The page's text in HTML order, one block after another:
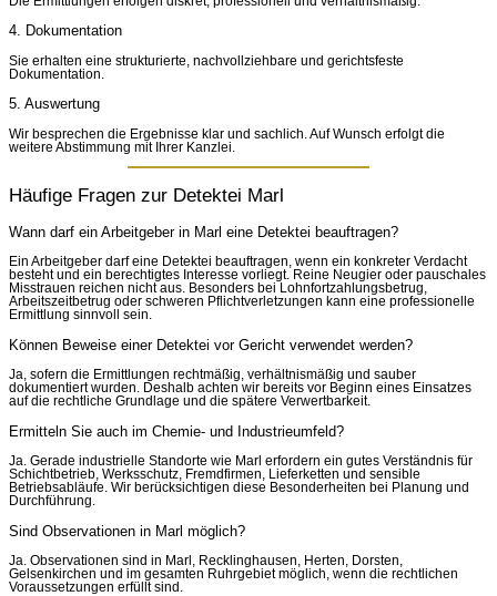
4. Dokumentation
Sie erhalten eine strukturierte, nachvollziehbare und gerichtsfeste
Dokumentation.
5. Auswertung
Wir besprechen die Ergebnisse klar und sachlich. Auf Wunsch erfolgt die
weitere Abstimmung mit Ihrer Kanzlei.
Häufige Fragen zur Detektei Marl
Wann darf ein Arbeitgeber in Marl eine Detektei beauftragen?
Ein Arbeitgeber darf eine Detektei beauftragen, wenn ein konkreter Verdacht
besteht und ein berechtigtes Interesse vorliegt. Reine Neugier oder pauschales
Misstrauen reichen nicht aus. Besonders bei Lohnfortzahlungsbetrug,
Arbeitszeitbetrug oder schweren Pflichtverletzungen kann eine professionelle
Ermittlung sinnvoll sein.
Können Beweise einer Detektei vor Gericht verwendet werden?
Ja, sofern die Ermittlungen rechtmäßig, verhältnismäßig und sauber
dokumentiert wurden. Deshalb achten wir bereits vor Beginn eines Einsatzes
auf die rechtliche Grundlage und die spätere Verwertbarkeit.
Ermitteln Sie auch im Chemie- und Industrieumfeld?
Ja. Gerade industrielle Standorte wie Marl erfordern ein gutes Verständnis für
Schichtbetrieb, Werksschutz, Fremdfirmen, Lieferketten und sensible
Betriebsabläufe. Wir berücksichtigen diese Besonderheiten bei Planung und
Durchführung.
Sind Observationen in Marl möglich?
Ja. Observationen sind in Marl, Recklinghausen, Herten, Dorsten,
Gelsenkirchen und im gesamten Ruhrgebiet möglich, wenn die rechtlichen
Voraussetzungen erfüllt sind.